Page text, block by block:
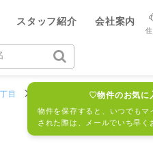
スタッフ紹介 会社案内
新
AIウィルくんの提
AI住まい提案を受ける
ログイン
新
ィング
目 チボリ桜台ハイツ1号棟
♡物件のお気に
物件を保存すると、いつでもマ
された際は、メールでいち早く